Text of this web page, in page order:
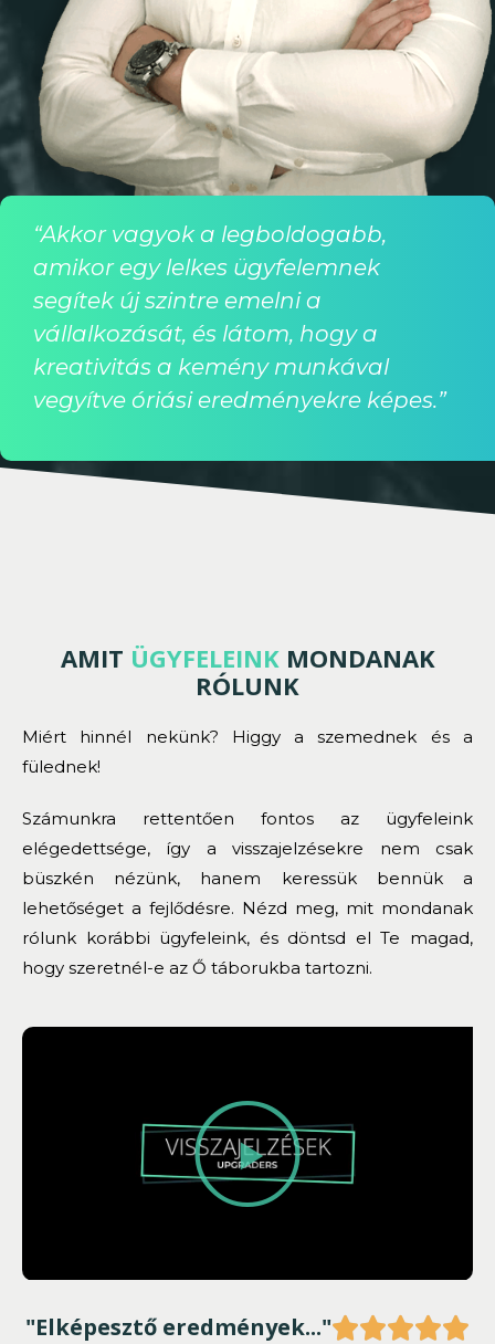
“Akkor vagyok a legboldogabb,
amikor egy lelkes ügyfelemnek
segítek új szintre emelni a
vállalkozását, és látom, hogy a
kreativitás a kemény munkával
vegyítve óriási eredményekre képes.”
AMIT ÜGYFELEINKMONDANAK
RÓLUNK
Miért hinnél nekünk? Higgy a szemednek és a
fülednek!
Számunkra rettentően fontos az ügyfeleink
elégedettsége, így a visszajelzésekre nem csak
büszkén nézünk, hanem keressük bennük a
lehetőséget a fejlődésre. Nézd meg, mit mondanak
rólunk korábbi ügyfeleink, és döntsd el Te magad,
hogy szeretnél-e az Ő táborukba tartozni.
"Elképesztő eredmények..."